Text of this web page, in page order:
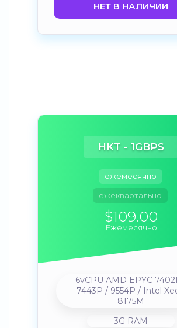
НЕТ В НАЛИЧИИ
HKT - 1GBPS
ежемесячно
ежеквартально
$109.00
Ежемесячно
6vCPU AMD EPYC
7443P / 9554P / Intel
8175M
3G RAM